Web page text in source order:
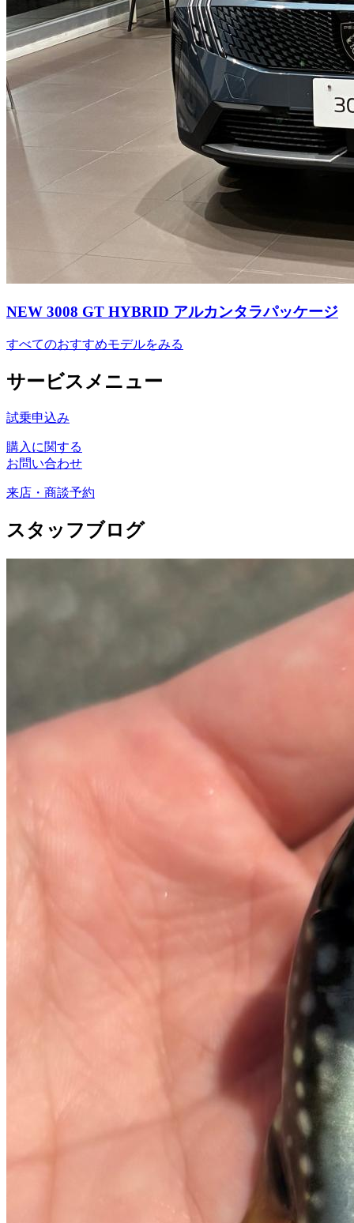
NEW 3008 GT HYBRID アルカンタラパッケージ
すべてのおすすめモデルをみる
サービスメニュー
試乗申込み
購入に関する
お問い合わせ
来店・商談予約
スタッフブログ